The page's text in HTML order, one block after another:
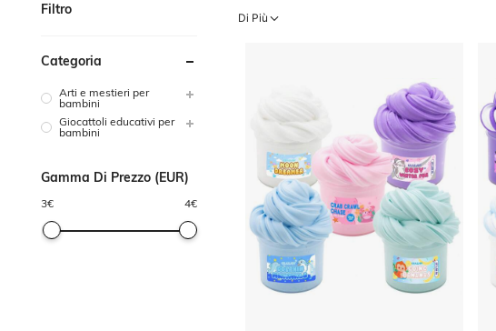
Filtro
Categoria
Arti e mestieri per
bambini
Giocattoli educativi per
bambini
Gamma Di Prezzo (EUR)
3€ 4€
Di Più